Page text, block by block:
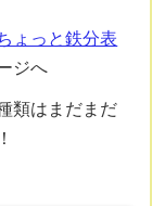
ちょっと鉄分表
ジへ
はまだまだ